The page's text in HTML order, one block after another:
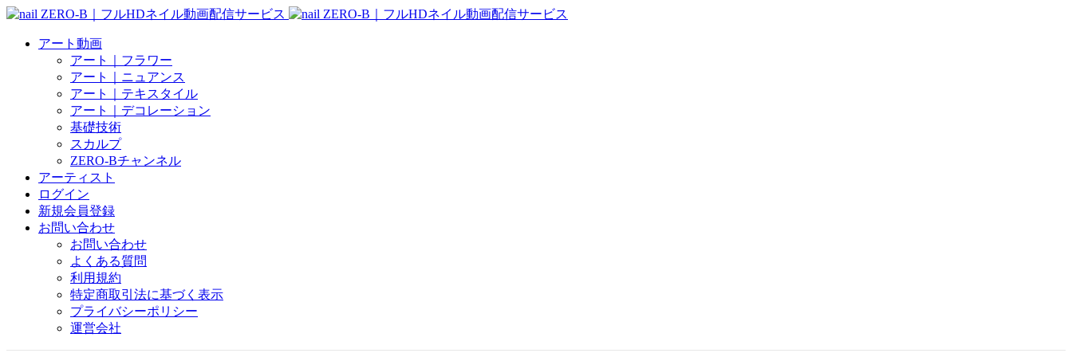
アート動画
アート｜フラワー
アート｜ニュアンス
アート｜テキスタイル
アート｜デコレーション
基礎技術
スカルプ
ZERO-Bチャンネル
アーティスト
ログイン
新規会員登録
お問い合わせ
お問い合わせ
よくある質問
利用規約
特定商取引法に基づく表示
プライバシーポリシー
運営会社